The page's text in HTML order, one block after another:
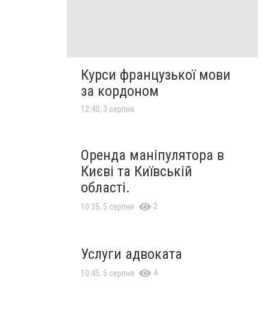
Курси французької мови
за кордоном
12:40, 3 серпня
Оренда маніпулятора в
Києві та Київській
області.
10:35, 5 серпня 2
Услуги адвоката
10:45, 5 серпня 4